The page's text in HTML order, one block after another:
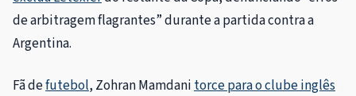
de arbitragem flagrantes” durante a partida contra a
Argentina.
Fã defutebol, Zohran Mamdani torce para o clube inglês